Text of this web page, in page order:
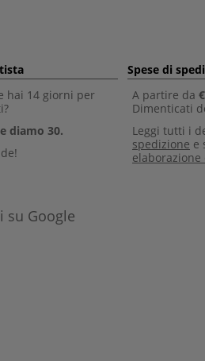
hai 14 giorni per
diamo 30.
su Google
Spese di
A partire da
Dimenticati
Leggi tutti i
spedizione e
elaborazione